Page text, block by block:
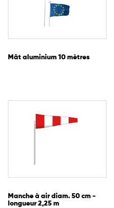
Mât aluminium 10 mètres
Manche à air diam. 50 cm -
longueur 2,25 m